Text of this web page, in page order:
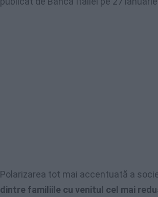
Polarizarea tot mai accentuată a
dintre familiile cu venitul cel mai